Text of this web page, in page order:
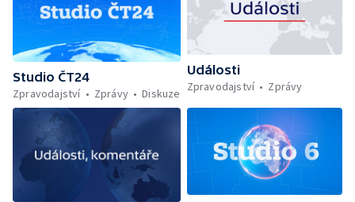
Studio ČT24
Zpravodajství
Zprávy Diskuze
Události
Zpravodajství
Zprávy